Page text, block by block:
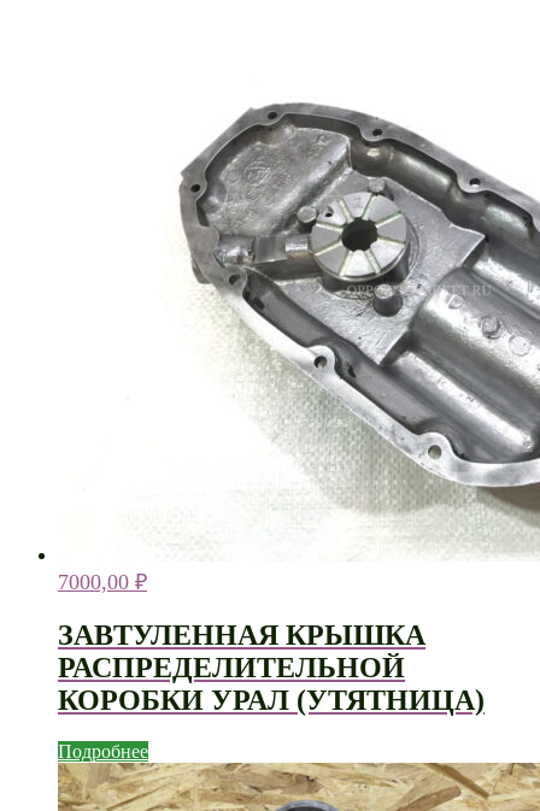
7000,00 ₽
ЗАВТУЛЕННАЯ КРЫШКА
РАСПРЕДЕЛИТЕЛЬНОЙ
КОРОБКИ УРАЛ (УТЯТНИЦА)
Подробнее